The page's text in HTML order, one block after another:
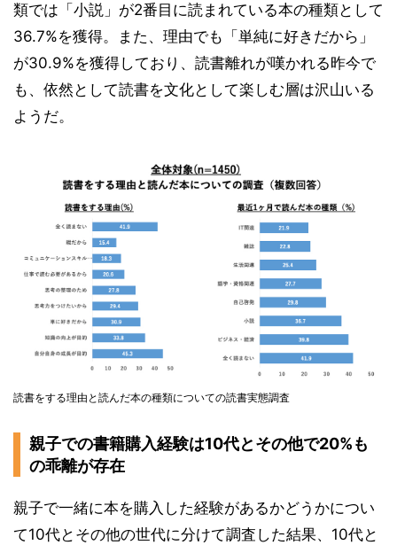
類では「小説」が2番目に読まれている本の種類として
36.7%を獲得。また、理由でも「単純に好きだから」
が30.9%を獲得しており、読書離れが嘆かれる昨今で
も、依然として読書を文化として楽しむ層は沢山いる
ようだ。
読書をする理由と読んだ本の種類についての読書実態調査
親子での書籍購入経験は10代とその他で20%も
の乖離が存在
親子で一緒に本を購入した経験があるかどうかについ
て10代とその他の世代に分けて調査した結果、10代と